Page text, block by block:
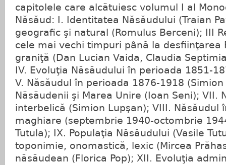
capitolele care alcătuiesc volumul I al
Năsăud: I. Identitatea Năsăudului (Traian
geografic şi natural (Romulus Berceni); III
cele mai vechi timpuri până la desfiinţarea
graniţă (Dan Lucian Vaida, Claudia
IV. Evoluţia Năsăudului în perioada 1851-
V. Năsăudul în perioada 1876-1918 (Simion
Năsăudenii şi Marea Unire (Ioan Seni); VII.
interbelică (Simion Lupşan); VIII. Năsăudul
maghiare (septembrie 1940-octombrie
Tutula); IX. Populaţia Năsăudului (Vasile
toponimie, onomastică, lexic (Mircea
năsăudean (Florica Pop); XII. Evoluţia